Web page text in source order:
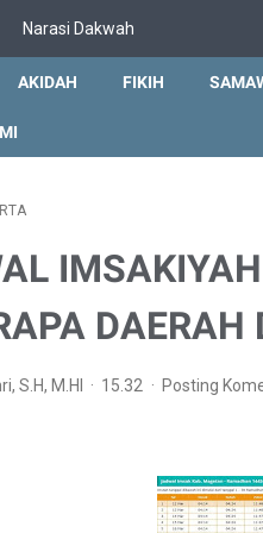
Narasi Dakwah
AKIDAH FIKIH
S.H, M.HI 15.32 Posting